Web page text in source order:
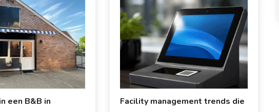
een B&B in
Facility management trends die